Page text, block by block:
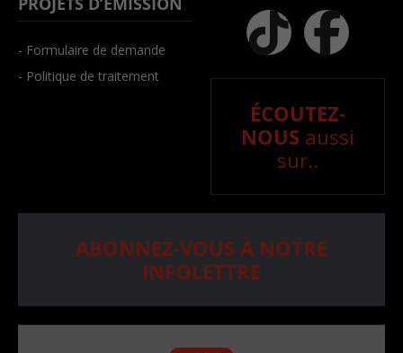
- Formulaire de demande
- Politique de traitement
ÉCOUTEZ-
NOUS aussi
sur..
ABONNEZ-VOUS À NOTRE
INFOLETTRE